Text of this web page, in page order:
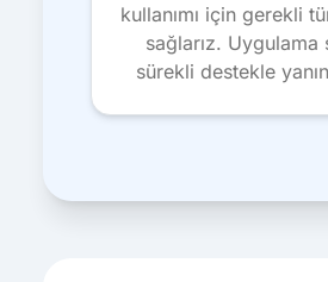
kullanımı için gerekli
sağlarız. Uygulama
sürekli destekle